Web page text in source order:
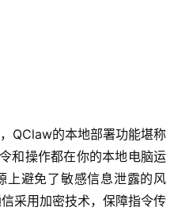
QClaw的本地部署功能堪称
和操作都在你的本地电脑运
上避免了敏感信息泄露的风
采用加密技术，保障指令传